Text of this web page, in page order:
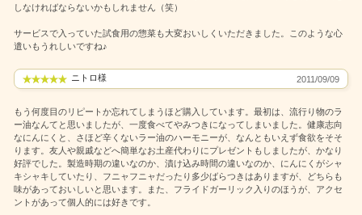
しなければならないかもしれません（笑）
サービスで入っていた試食用の惣菜も大変おいしくいただきました。このような心
遣いもうれしいですね♪
ニトロ様 2011/09/09
もう何度目のリピートか忘れてしまうほど購入しています。最初は、流行り物のラ
ー油なんてと思いましたが、一度食べてやみつきになってしまいました。健康志向
なにんにくと、さほど辛くないラー油のハーモニーが、なんともいえず食欲をそそ
ります。友人や親戚などへ簡単なお土産代わりにプレゼントもしましたが、かなり
好評でした。製造時期の違いなのか、漬け込み時間の違いなのか、にんにくがシャ
キシャキしていたり、フニャフニャだったり多少ばらつきはありますが、どちらも
味があっておいしいと思います。また、フライドガーリック入りのほうが、アクセ
ントがあって個人的には好きです。